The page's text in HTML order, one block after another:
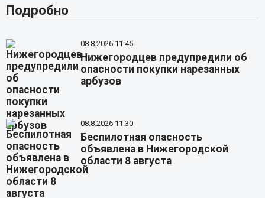
Подробно
08.8.2026 11:45
Нижегородцев предупредили об
опасности покупки нарезанных
арбузов
08.8.2026 11:30
Беспилотная опасность
объявлена в Нижегородской
области 8 августа